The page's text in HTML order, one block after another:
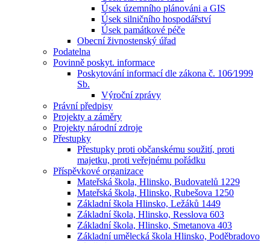
Úsek územního plánováni a GIS
Úsek silničního hospodářství
Úsek památkové péče
Obecní živnostenský úřad
Podatelna
Povinně poskyt. informace
Poskytování informací dle zákona č. 106⁄1999
Sb.
Výroční zprávy
Právní předpisy
Projekty a záměry
Projekty národní zdroje
Přestupky
Přestupky proti občanskému soužití, proti
majetku, proti veřejnému pořádku
Příspěvkové organizace
Mateřská škola, Hlinsko, Budovatelů 1229
Mateřská škola, Hlinsko, Rubešova 1250
Základní škola Hlinsko, Ležáků 1449
Základní škola, Hlinsko, Resslova 603
Základní škola, Hlinsko, Smetanova 403
Základní umělecká škola Hlinsko, Poděbradovo